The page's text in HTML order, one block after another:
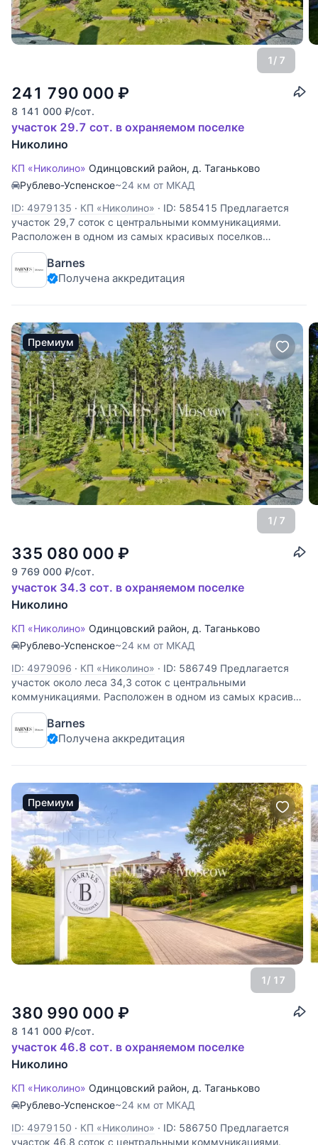
1/ 7
241 790 000 ₽
8 141 000 ₽/сот.
участок 29.7 сот. в охраняемом поселке
Николино
КП «Николино» Одинцовский район, д. Таганьково
Рублево-Успенское~24 км от МКАД
ID: 4979135 · КП «Николино» · ID: 585415 Предлагается
участок 29,7 соток с центральными коммуникациями.
Расположен в одном из самых красивых поселков
Подмосковья КП Николино. 24 км от МКАД по Рублево-
Успенскому или Можайскому шоссе. Есть выезд на
платную скоростную дорогу.
Barnes
Получена аккредитация
Премиум
1/ 7
335 080 000 ₽
9 769 000 ₽/сот.
участок 34.3 сот. в охраняемом поселке
Николино
КП «Николино» Одинцовский район, д. Таганьково
Рублево-Успенское~24 км от МКАД
ID: 4979096 · КП «Николино» · ID: 586749 Предлагается
участок около леса 34,3 соток с центральными
коммуникациями. Расположен в одном из самых красивых
поселков Подмосковья. Четверть территории посёлка –
зоны отдыха. Рядом с новыми территориями находится
великолепный парк с
Barnes
Получена аккредитация
Премиум
1/ 17
380 990 000 ₽
8 141 000 ₽/сот.
участок 46.8 сот. в охраняемом поселке
Николино
КП «Николино» Одинцовский район, д. Таганьково
Рублево-Успенское~24 км от МКАД
ID: 4979150 · КП «Николино» · ID: 586750 Предлагается
участок 46,8 соток с центральными коммуникациями.